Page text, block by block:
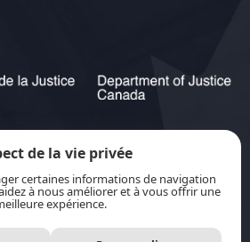
par le ministère de la
dans le cadre duPlan
officielles 2023-2028 :
de la vie privée
certaines informations de navigation
à nous améliorer et à vous offrir une
expérience.